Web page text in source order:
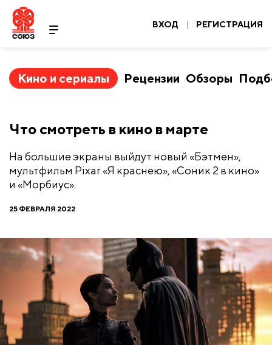
ВХОД | РЕГИСТРАЦИЯ
Кино и сериалы Рецензии Обзоры
​Что смотреть в кино в марте
На большие экраны выйдут новый «Бэтмен»,
мультфильм Pixar «Я краснею», «Соник 2 в кино»
и «Морбиус».
25 ФЕВРАЛЯ 2022